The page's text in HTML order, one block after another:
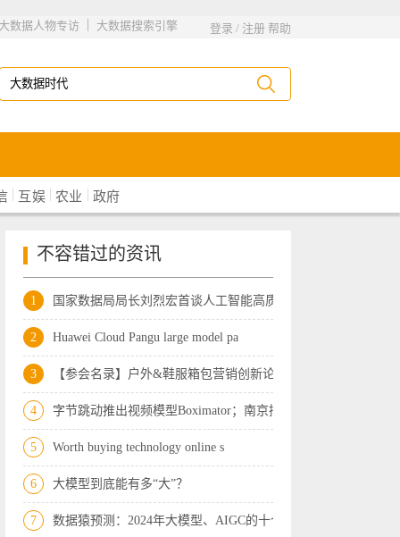
登录 / 注册 帮助
大数据搜索引擎
|
数据人物专访
| 互娱 | 农业 | 政府
不容错过的资讯
1 国家数据局局长刘烈宏首谈人工智能高质量
2 Huawei Cloud Pangu large model pa
3 【参会名录】户外&鞋服箱包营销创新论坛
4 字节跳动推出视频模型Boximator；南京拟
5 Worth buying technology online s
6 大模型到底能有多“大”？
7 数据猿预测：2024年大模型、AIGC的十个“